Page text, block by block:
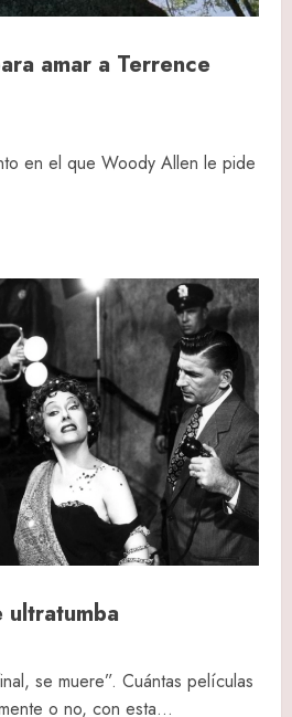
amar a Terrence
en el que Woody Allen le pide
ultratumba
se muere”. Cuántas películas
o no, con esta...